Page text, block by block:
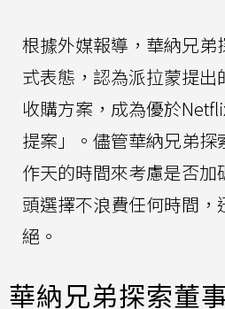
根據外媒報導，華納兄弟
式表態，認為派拉蒙提
收購方案，成為優於
提案」。儘管華納兄弟探
作天的時間來考慮是否加
頭選擇不浪費任何時間，
絕。
華納兄弟探索董